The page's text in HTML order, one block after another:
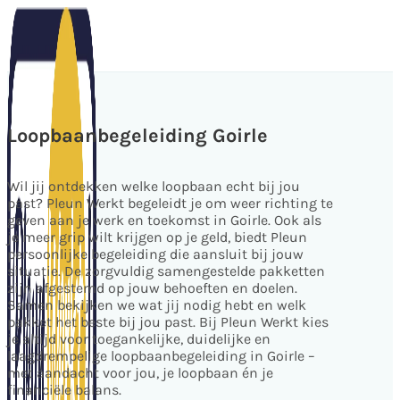
Loopbaanbegeleiding Goirle
Wil jij ontdekken welke loopbaan echt bij jou
past? Pleun Werkt begeleidt je om weer richting te
geven aan je werk en toekomst in Goirle. Ook als
je meer grip wilt krijgen op je geld, biedt Pleun
persoonlijke begeleiding die aansluit bij jouw
situatie. De zorgvuldig samengestelde pakketten
zijn afgestemd op jouw behoeften en doelen.
Samen bekijken we wat jij nodig hebt en welk
pakket het beste bij jou past. Bij Pleun Werkt kies
je altijd voor toegankelijke, duidelijke en
laagdrempelige loopbaanbegeleiding in Goirle –
met aandacht voor jou, je loopbaan én je
financiële balans.